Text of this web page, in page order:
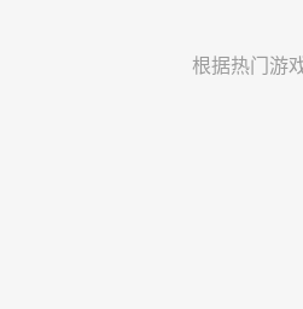
根据热门游